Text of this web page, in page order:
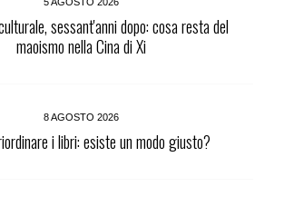
sessant'anni dopo: cosa resta del
maoismo nella Cina di Xi
8 AGOSTO 2026
i libri: esiste un modo giusto?